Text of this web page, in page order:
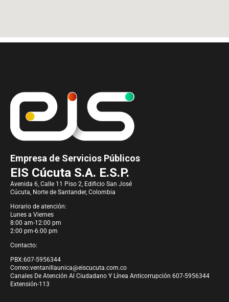
Empresa de Servicios Públicos
EIS Cúcuta S.A. E.S.P.
Avenida 6, Calle 11 Piso 2, Edificio San José
Cúcuta, Norte de Santander, Colombia
Horario de atención:
Lunes a Viernes
8:00 am-12:00 pm
2:00 pm-6:00 pm
Contacto:
PBX:607-5956344
Correo:ventanillaunica@eiscucuta.com.co
Canales De Atención Al Ciudadano Y Línea Anticorrupción 607-5956344
Extensión-113